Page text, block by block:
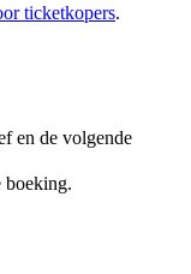
ticketkopers.
en de volgende
boeking.